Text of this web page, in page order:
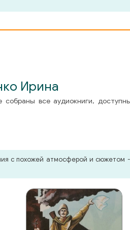
Ирина
все аудиокниги,
с похожей атмосферой и